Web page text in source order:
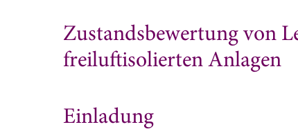
Zustandsbewertung von
freiluftisolierten Anlagen
Einladung